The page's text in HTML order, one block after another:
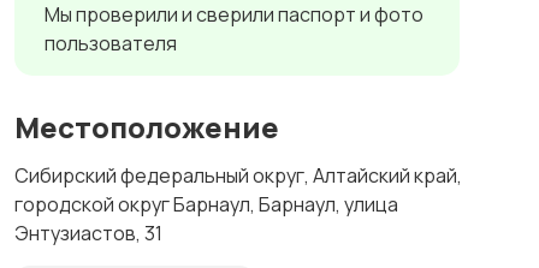
Мы проверили и сверили паспорт и фото
пользователя
Местоположение
Сибирский федеральный округ, Алтайский край,
городской округ Барнаул, Барнаул, улица
Энтузиастов, 31